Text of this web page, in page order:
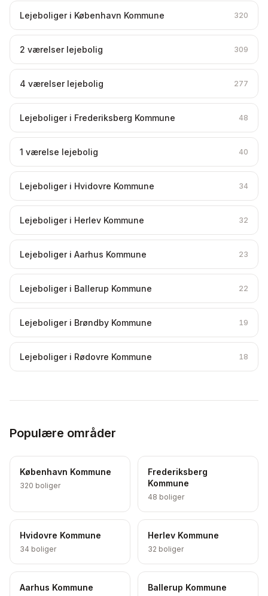
Lejeboliger i København Kommune 320
2 værelser lejebolig 309
4 værelser lejebolig 277
Lejeboliger i Frederiksberg Kommune 48
1 værelse lejebolig 40
Lejeboliger i Hvidovre Kommune 34
Lejeboliger i Herlev Kommune 32
Lejeboliger i Aarhus Kommune 23
Lejeboliger i Ballerup Kommune 22
Lejeboliger i Brøndby Kommune 19
Lejeboliger i Rødovre Kommune 18
Populære områder
København Kommune
320 boliger
Frederiksberg
Kommune
48 boliger
Hvidovre Kommune
34 boliger
Herlev Kommune
32 boliger
Aarhus Kommune Ballerup Kommune